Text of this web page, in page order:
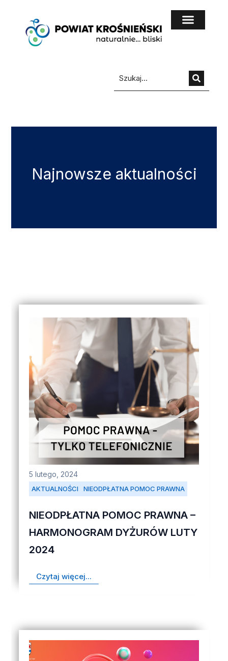
Najnowsze aktualności
AKTUALNOŚCI NIEODPŁATNA POMOC PRAWNA
5 lutego, 2024
NIEODPŁATNA POMOC PRAWNA –
HARMONOGRAM DYŻURÓW LUTY
2024
Czytaj więcej...